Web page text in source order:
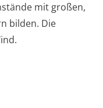
mit großen,
bilden. Die